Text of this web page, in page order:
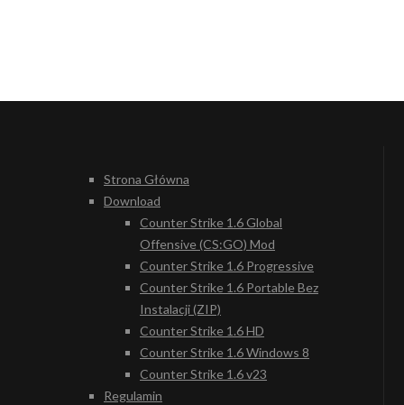
Strona Główna
Download
Counter Strike 1.6 Global
Offensive (CS:GO) Mod
Counter Strike 1.6 Progressive
Counter Strike 1.6 Portable Bez
Instalacji (ZIP)
Counter Strike 1.6 HD
Counter Strike 1.6 Windows 8
Counter Strike 1.6 v23
Regulamin